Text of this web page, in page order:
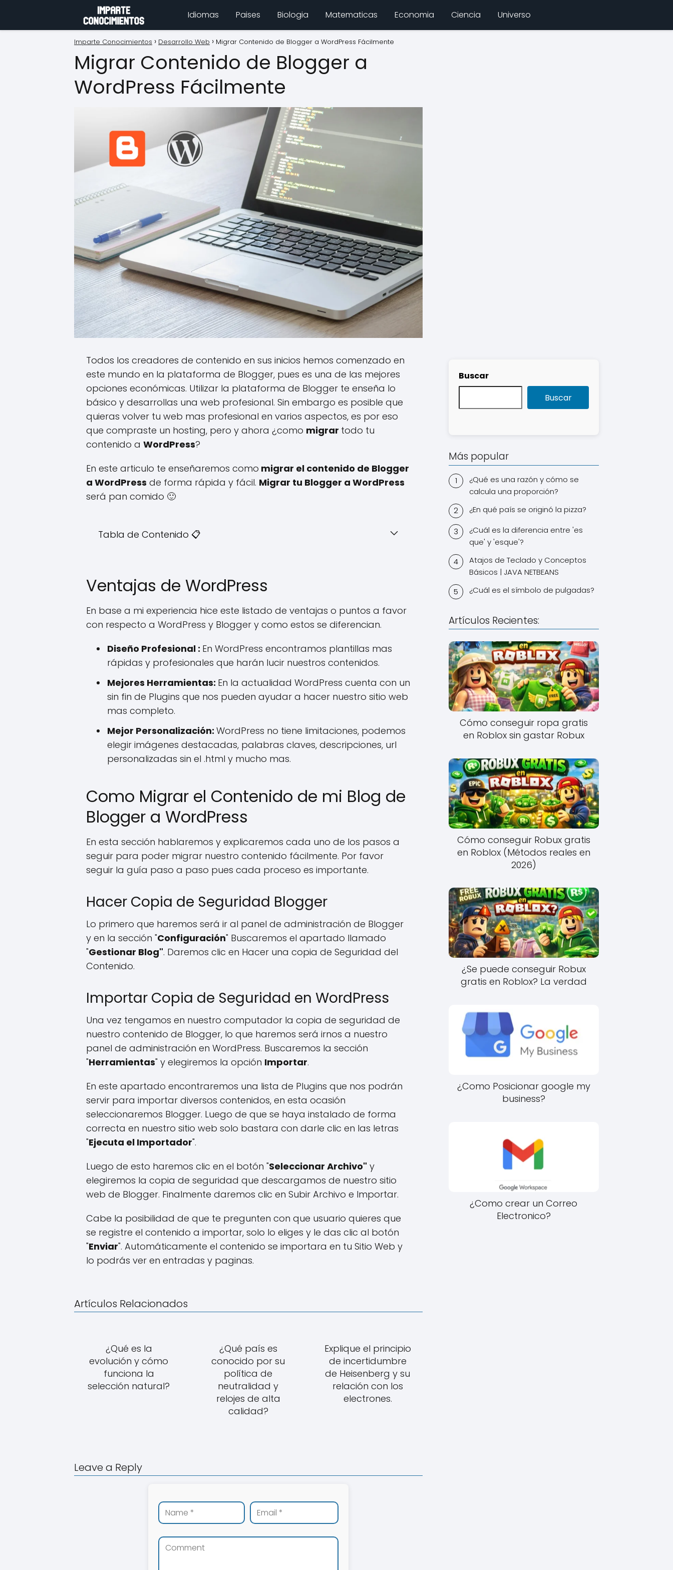
Idiomas Paises Biologia Matematicas Economia Ciencia Universo
Imparte Conocimientos Desarrollo Web Migrar Contenido de Blogger a WordPress Fácilmente
Migrar Contenido de Blogger a
WordPress Fácilmente
Todos los creadores de contenido en sus inicios hemos comenzado en
este mundo en la plataforma de Blogger, pues es una de las mejores
opciones económicas. Utilizar la plataforma de Blogger te enseña lo
básico y desarrollas una web profesional. Sin embargo es posible que
quieras volver tu web mas profesional en varios aspectos, es por eso
que compraste un hosting, pero y ahora ¿como migrar todo tu
contenido a WordPress?
En este articulo te enseñaremos como migrar el contenido de Blogger
a WordPress de forma rápida y fácil. Migrar tu Blogger a WordPress
será pan comido 🙂
Tabla de Contenido 📋
Ventajas de WordPress
En base a mi experiencia hice este listado de ventajas o puntos a favor
con respecto a WordPress y Blogger y como estos se diferencian.
Diseño Profesional : En WordPress encontramos plantillas mas
rápidas y profesionales que harán lucir nuestros contenidos.
Mejores Herramientas: En la actualidad WordPress cuenta con un
sin fin de Plugins que nos pueden ayudar a hacer nuestro sitio web
mas completo.
Mejor Personalización: WordPress no tiene limitaciones, podemos
elegir imágenes destacadas, palabras claves, descripciones, url
personalizadas sin el .html y mucho mas.
Como Migrar el Contenido de mi Blog de
Blogger a WordPress
En esta sección hablaremos y explicaremos cada uno de los pasos a
seguir para poder migrar nuestro contenido fácilmente. Por favor
seguir la guía paso a paso pues cada proceso es importante.
Hacer Copia de Seguridad Blogger
Lo primero que haremos será ir al panel de administración de Blogger
y en la sección "Configuración" Buscaremos el apartado llamado
"Gestionar Blog". Daremos clic en Hacer una copia de Seguridad del
Contenido.
Importar Copia de Seguridad en WordPress
Una vez tengamos en nuestro computador la copia de seguridad de
nuestro contenido de Blogger, lo que haremos será irnos a nuestro
panel de administración en WordPress. Buscaremos la sección
"Herramientas" y elegiremos la opción Importar.
En este apartado encontraremos una lista de Plugins que nos podrán
servir para importar diversos contenidos, en esta ocasión
seleccionaremos Blogger. Luego de que se haya instalado de forma
correcta en nuestro sitio web solo bastara con darle clic en las letras
"Ejecuta el Importador".
Luego de esto haremos clic en el botón "Seleccionar Archivo" y
elegiremos la copia de seguridad que descargamos de nuestro sitio
web de Blogger. Finalmente daremos clic en Subir Archivo e Importar.
Cabe la posibilidad de que te pregunten con que usuario quieres que
se registre el contenido a importar, solo lo eliges y le das clic al botón
"Enviar". Automáticamente el contenido se importara en tu Sitio Web y
lo podrás ver en entradas y paginas.
Artículos Relacionados
¿Qué es la
evolución y cómo
funciona la
selección natural?
¿Qué país es
conocido por su
política de
neutralidad y
relojes de alta
calidad?
Explique el principio
de incertidumbre
de Heisenberg y su
relación con los
electrones.
Leave a Reply
Buscar
Buscar
Más popular
¿Qué es una razón y cómo se
calcula una proporción?
¿En qué país se originó la pizza?
¿Cuál es la diferencia entre 'es
que' y 'esque'?
Atajos de Teclado y Conceptos
Básicos | JAVA NETBEANS
¿Cuál es el símbolo de pulgadas?
Artículos Recientes:
Cómo conseguir ropa gratis
en Roblox sin gastar Robux
Cómo conseguir Robux gratis
en Roblox (Métodos reales en
2026)
¿Se puede conseguir Robux
gratis en Roblox? La verdad
¿Como Posicionar google my
business?
¿Como crear un Correo
Electronico?